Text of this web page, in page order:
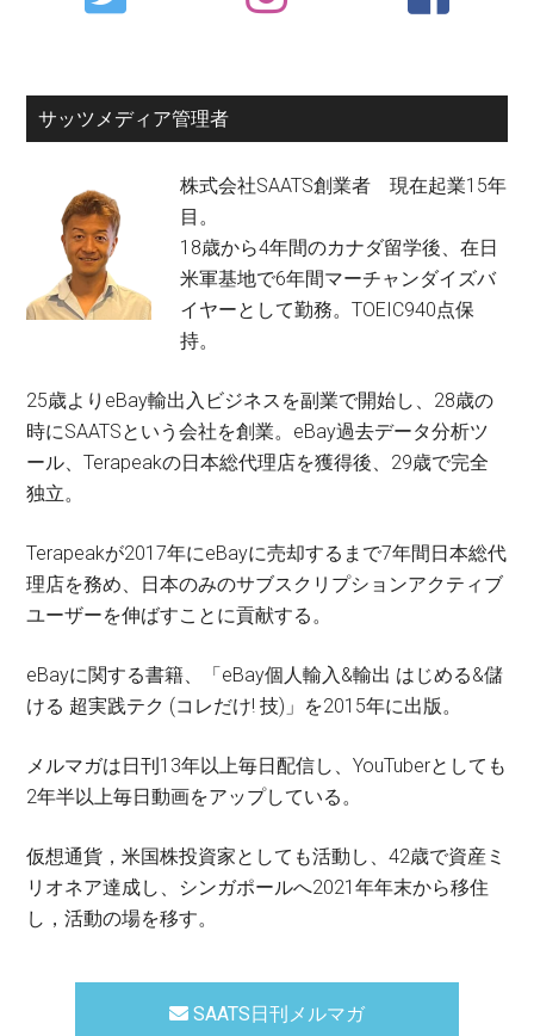
Sidebar
サッツメディア管理者
株式会社SAATS創業者 現在起業15年
目。
18歳から4年間のカナダ留学後、在日
米軍基地で6年間マーチャンダイズバ
イヤーとして勤務。TOEIC940点保
持。
25歳よりeBay輸出入ビジネスを副業で開始し、28歳の
時にSAATSという会社を創業。eBay過去データ分析ツ
ール、Terapeakの日本総代理店を獲得後、29歳で完全
独立。
Terapeakが2017年にeBayに売却するまで7年間日本総代
理店を務め、日本のみのサブスクリプションアクティブ
ユーザーを伸ばすことに貢献する。
eBayに関する書籍、「eBay個人輸入&輸出 はじめる&儲
ける 超実践テク (コレだけ! 技)」を2015年に出版。
メルマガは日刊13年以上毎日配信し、YouTuberとしても
2年半以上毎日動画をアップしている。
仮想通貨，米国株投資家としても活動し、42歳で資産ミ
リオネア達成し、シンガポールへ2021年年末から移住
し，活動の場を移す。
SAATS日刊メルマガ